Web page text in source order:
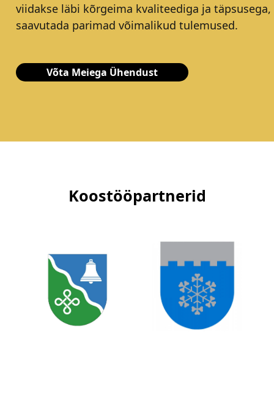
viidakse läbi kõrgeima kvaliteediga ja täpsusega,
saavutada parimad võimalikud tulemused.
Võta Meiega Ühendust
Koostööpartnerid